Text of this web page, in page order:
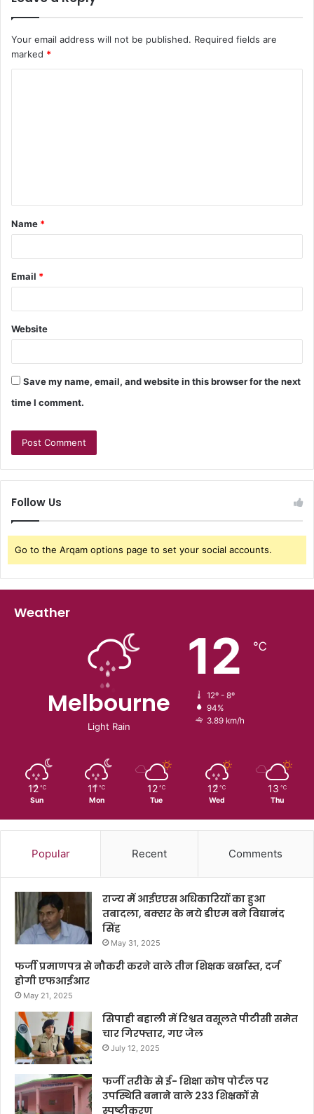
Your email address will not be published. Required fields are
marked *
Name *
Email *
Website
Save my name, email, and website in this browser for the next
time I comment.
Follow Us
Go to the Arqam options page to set your social accounts.
Weather
Melbourne
Light Rain
12 ℃
12º - 8º
94%
3.89 km/h
12 ℃
Sun
11 ℃
Mon
12 ℃
Tue
12 ℃
Wed
13 ℃
Thu
Popular Recent Comments
राज्य में आईएएस अधिकारियों का हुआ
तबादला, बक्सर के नये डीएम बने विद्यानंद
सिंह
May 31, 2025
फर्जी प्रमाणपत्र से नौकरी करने वाले तीन शिक्षक बर्खास्त, दर्ज
होगी एफआईआर
May 21, 2025
सिपाही बहाली में रिश्वत वसूलते पीटीसी समेत
चार गिरफ्तार, गए जेल
July 12, 2025
फर्जी तरीके से ई- शिक्षा कोष पोर्टल पर
उपस्थिति बनाने वाले 233 शिक्षकों से
स्पष्टीकरण